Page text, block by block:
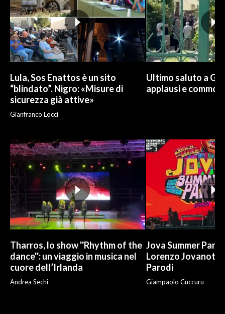
Lula, Sos Enattos è un sito
“blindato”. Nigro: «Misure di
sicurezza già attive»
Gianfranco Locci
Ultimo saluto a
applausi e
Tharros, lo show ''Rhythm of the
dance'': un viaggio in musica nel
cuore dell’Irlanda
Andrea Sechi
Jova Summer
Lorenzo Jovanotti
Parodi
Giampaolo Cuccuru